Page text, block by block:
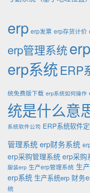
erp erp发票 erp存货计价
erp管理系统
erp系统 ERP
统免费版下载 erp系统如何操作
统是什么意
系统软件公司 ERP系统软件
管理系统erp财务系统
erp采购管理系统 erp采购
服装erp 生产erp管理系统 生
erp系统 生产系统erp 财务
统